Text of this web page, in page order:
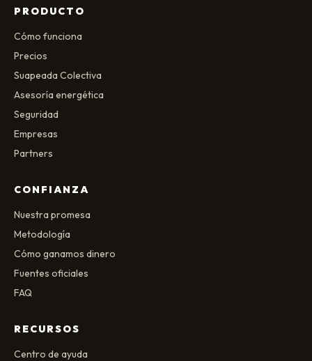
PRODUCTO
Cómo funciona
Precios
Suapeada Colectiva
Asesoría energética
Seguridad
Empresas
Partners
CONFIANZA
Nuestra promesa
Metodología
Cómo ganamos dinero
Fuentes oficiales
FAQ
RECURSOS
Centro de ayuda